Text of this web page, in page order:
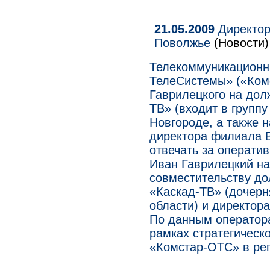
21.05.2009
Поволжье (Новости)
ТелеСистемы»
Гаврилецкого на
ТВ» (входит в
Новгороде, а также
директора филиала
отвечать за
Иван Гаврилецкий
совместительству
«Каскад-ТВ»
области) и
По данным
рамках
«Комстар-ОТС» в